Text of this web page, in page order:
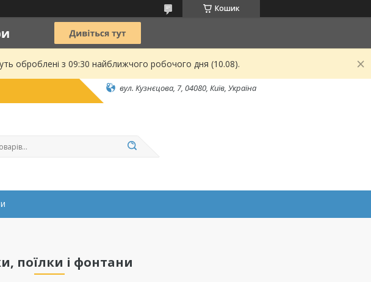
Кошик
оброблені з 09:30 найближчого робочого дня (10.08).
вул. Кузнєцова, 7, 04080, Київ, Україна
поїлки і фонтани